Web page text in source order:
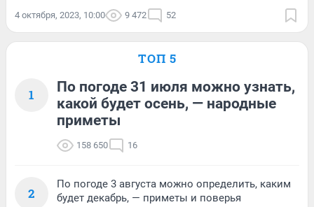
4 октября, 2023, 10:00 9 472 52
ТОП 5
1
По погоде 31 июля можно узнать,
какой будет осень, — народные
приметы
158 650 16
2
По погоде 3 августа можно определить, каким
будет декабрь, — приметы и поверья